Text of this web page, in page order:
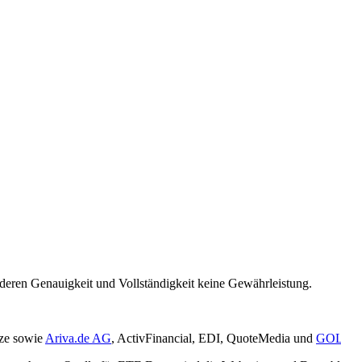
Genauigkeit und Vollständigkeit keine Gewährleistung.
sowie Ariva.de AG, ActivFinancial, EDI, QuoteMedia und